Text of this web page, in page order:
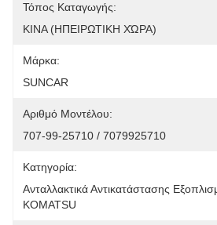
Τόπος Καταγωγής:
ΚΙΝΑ (ΗΠΕΙΡΩΤΙΚΗ ΧΏΡΑ)
Μάρκα:
SUNCAR
Αριθμό Μοντέλου:
707-99-25710 / 7079925710
Κατηγορία:
Ανταλλακτικά Αντικατάστασης
KOMATSU